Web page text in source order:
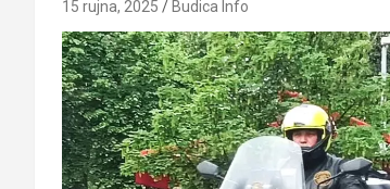
15 rujna, 2025 Budica Info